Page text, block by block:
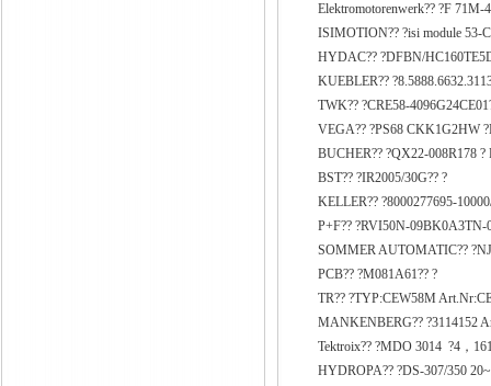
Elektromotorenwerk?? ?F 71M-
ISIMOTION?? ?isi module 53-
HYDAC?? ?DFBN/
KUEBLER??
TWK?? ?CRE58-
VEGA?? ?PS68 CKK1G2HW
BUCHER?? ?QX22-008R178 ?
BST?? ?IR2005/30G?? ?
KELLER?? ?8000277695-
P+F?? ?RVI50N-09BK0A3TN-
SOMMER AUTOMATIC??
PCB?? ?M081A61?? ?
TR?? ?TYP:CEW58M
MANKENBERG?? ?3114152
Tektroix?? ?MDO 3014 ?4，
HYDROPA?? ?DS-307/350